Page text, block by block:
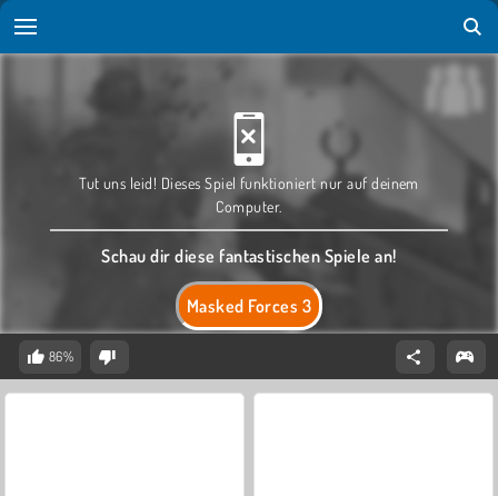
Masked Forces 3
Tut uns leid! Dieses Spiel funktioniert nur auf deinem
Computer.
Schau dir diese fantastischen Spiele an!
86%